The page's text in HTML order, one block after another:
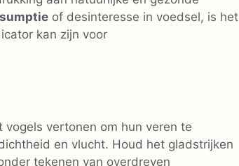
of desinteresse in voedsel, is het
kan zijn voor
vertonen om hun veren te
en vlucht. Houd het gladstrijken
tekenen van overdreven